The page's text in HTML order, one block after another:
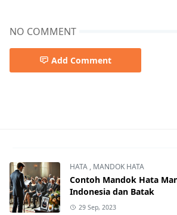
NO COMMENT
Add Comment
HATA , MANDOK HATA
Contoh Mandok Hata
Indonesia dan Batak
29 Sep, 2023